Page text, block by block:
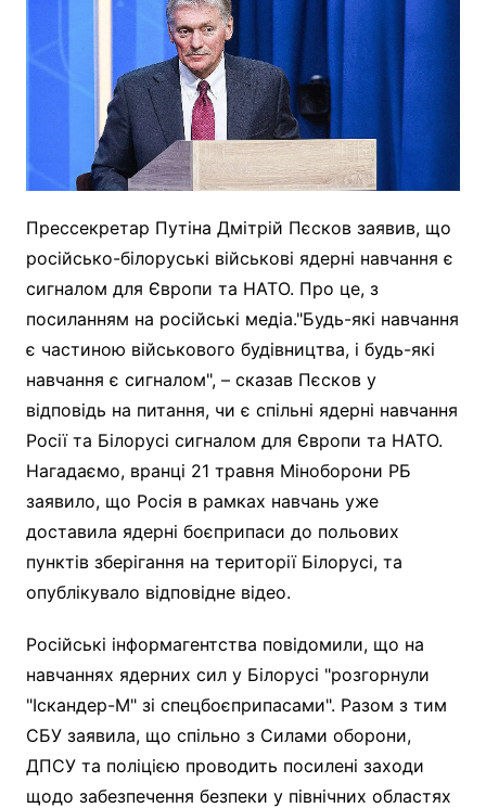
Прессекретар Путіна Дмітрій Пєсков заявив, що
російсько-білоруські військові ядерні навчання є
сигналом для Європи та НАТО. Про це, з
посиланням на російські медіа."Будь-які навчання
є частиною військового будівництва, і будь-які
навчання є сигналом", – сказав Пєсков у
відповідь на питання, чи є спільні ядерні навчання
Росії та Білорусі сигналом для Європи та НАТО.
Нагадаємо, вранці 21 травня Міноборони РБ
заявило, що Росія в рамках навчань уже
доставила ядерні боєприпаси до польових
пунктів зберігання на території Білорусі, та
опублікувало відповідне відео.
Російські інформагентства повідомили, що на
навчаннях ядерних сил у Білорусі "розгорнули
"Іскандер-М" зі спецбоєприпасами". Разом з тим
СБУ заявила, що спільно з Силами оборони,
ДПСУ та поліцією проводить посилені заходи
щодо забезпечення безпеки у північних областях